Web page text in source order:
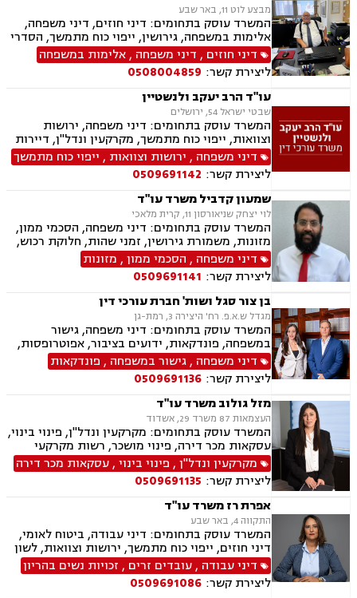
מבצע לוט 11, באר שבע
המשרד עוסק בתחומים: דיני חוזים, דיני משפחה,
אלימות במשפחה, גירושין, ייפוי כוח מתמשך, הסדרי
ראיה, מזונות, ירושות וצוואות, הסכמי ממון, גישור
במשפחה, חדלות פירעון, דיני עבודה, זכויות נשים
בהריון, עסקאות מכר דירה
דיני חוזים , דיני משפחה ,אלימות במשפחה
ליצירת קשר: 0508004859
עו"ד הרב יעקב ולנשטיין
שבטי ישראל 54, ירושלים
המשרד עוסק בתחומים: דיני משפחה, ירושות
וצוואות, ייפוי כוח מתמשך, מקרקעין ונדל"ן, דיירות
מוגנת, עסקאות מכר דירה
דיני משפחה , ירושות וצוואות , ייפוי כוח מתמשך
ליצירת קשר: 0509691142
שמעון קדביל משרד עו"ד
לוי יצחק שניאורסון 11, קרית מלאכי
המשרד עוסק בתחומים: דיני משפחה, הסכמי ממון,
מזונות, משמורת גירושין, זמני שהות, חלוקת רכוש,
מעמד אישי, ניכור הורי, העברת בין דורית, ירושות
וצוואות, ייפוי כוח מתמשך, דיני חוזים, נדל"ן
ומקרקעין, עסקאות מכר דירה, פינוי מושכר
דיני משפחה , הסכמי ממון, מזונות
ליצירת קשר: 0509691141
בן צור סגל ושות' חברת עורכי דין
מגדל ש.א.פ. רח' היצירה 3, רמת-גן
המשרד עוסק בתחומים: דיני משפחה, גישור
במשפחה, פונדקאות, ידועים בציבור, אפוטרופסות,
הסכמי ממון, אבהות, מזונות, החזקת ילדים, גירושין,
הורות חד מינית, נישואים אזרחיים, חוק הנוער,
אימוץ, חלוקת רכוש, מעמד אישי, תיאום הורי, חטיפת
ילדים, זמני שהות, אומנה, ניכור הורי, עסקאות
מתנה, ירושות וצוואות, ייפוי כוח מתמשך
דיני משפחה ,גישור במשפחה , פונדקאות
ליצירת קשר: 0509691136
מזל גולוב משרד עו"ד
העצמאות 87 משרד 29, אשדוד
המשרד עוסק בתחומים: מקרקעין ונדל"ן, פינוי בינוי,
עסקאות מכר דירה, פינוי מושכר, רשות מקרקעי
ישראל, בתים משותפים, ירושות וצוואות, ייפוי כוח
מתמשך, ייצוג רכישה מקבלן (יד ראשונה), חוזים,
הסכמי ממון
מקרקעין ונדל"ן, פינוי בינוי,עסקאות מכר דירה
ליצירת קשר: 0509691135
אפרת רז משרד עו"ד
התקווה 4, באר שבע
המשרד עוסק בתחומים: דיני עבודה, ביטוח לאומי,
דיני חוזים, ייפוי כוח מתמשך, ירושות וצוואות, לשון
הרע, מקרקעין ונדל"ן, נזקי גוף ותאונות
דיני עבודה ,עובדים זרים , זכויות נשים בהריון
ליצירת קשר: 0509691086